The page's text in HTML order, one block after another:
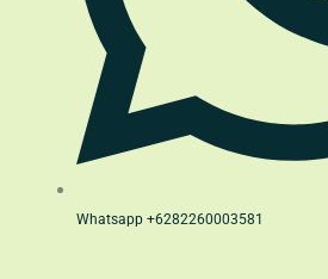
Whatsapp +6282260003581